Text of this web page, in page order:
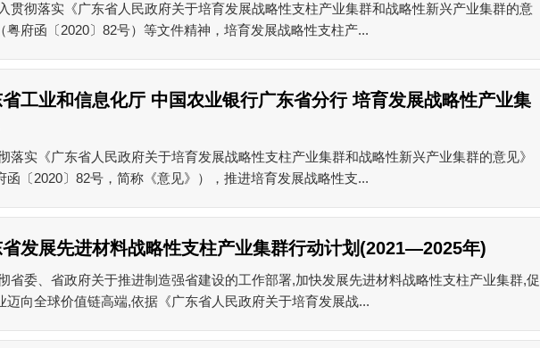
贯彻落实《广东省人民政府关于培育发展战略性支柱产业集群和战略性新兴产业集群的意
粤府函〔2020〕82号）等文件精神，培育发展战略性支柱产...
省工业和信息化厅 中国农业银行广东省分行 培育发展战略性产业集
落实《广东省人民政府关于培育发展战略性支柱产业集群和战略性新兴产业集群的意见》
函〔2020〕82号，简称《意见》），推进培育发展战略性支...
省发展先进材料战略性支柱产业集群行动计划(2021—2025年)
省委、省政府关于推进制造强省建设的工作部署,加快发展先进材料战略性支柱产业集群,促
迈向全球价值链高端,依据《广东省人民政府关于培育发展战...